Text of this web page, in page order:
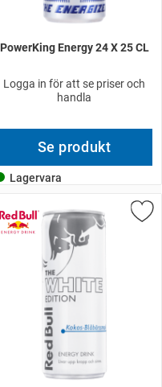
PowerKing Energy 24 X 25 CL
Logga in för att se priser och
handla
Se produkt
Lagervara